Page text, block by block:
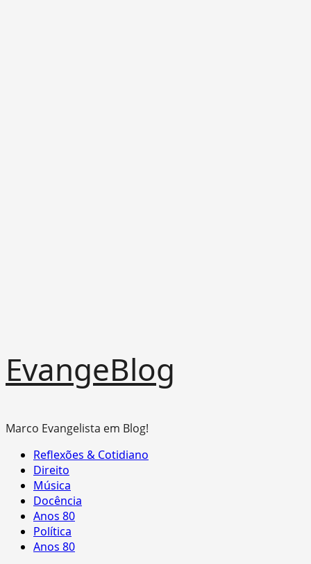
to
content
EvangeBlog
Marco Evangelista em Blog!
Primary
Menu
Reflexões & Cotidiano
Direito
Música
Docência
Anos 80
Política
Anos 80